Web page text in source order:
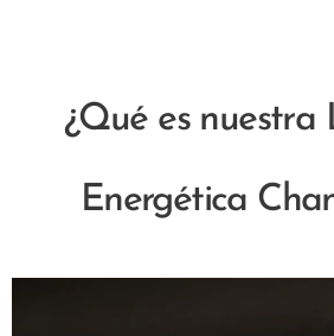
¿Qué es nuestra
Energética